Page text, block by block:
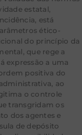
estatal,
está
ético-
do princípio da
que rege a
expressão a uma
positiva do
ao
o controle
transgridam os
dos agentes e
de depósito